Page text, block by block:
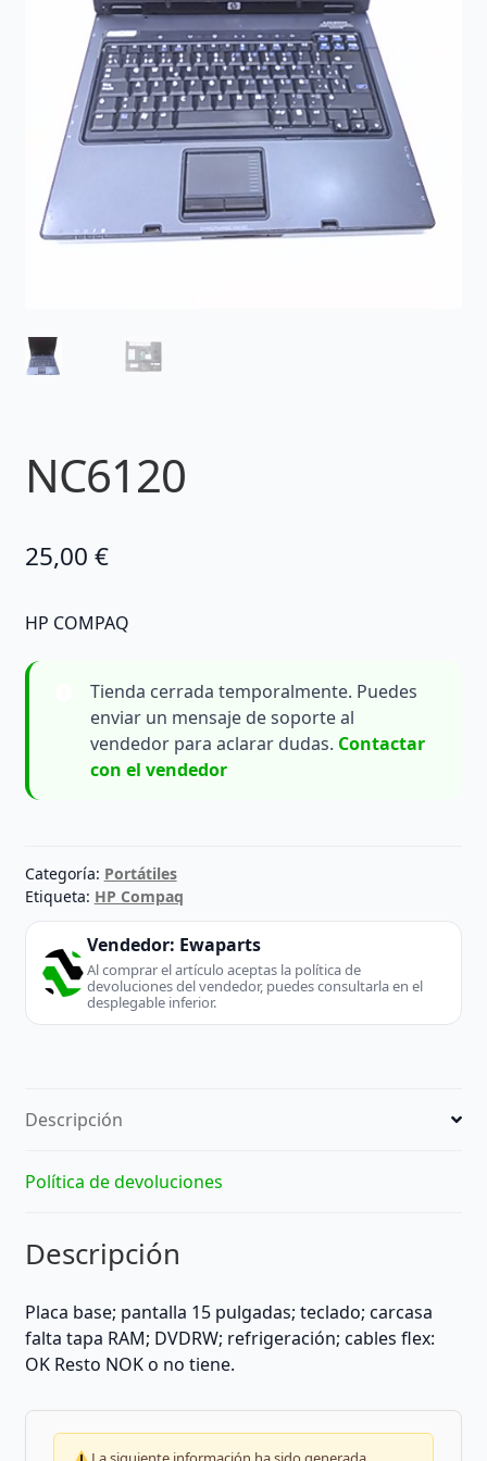
NC6120
25,00 €
HP COMPAQ
Tienda cerrada temporalmente. Puedes
enviar un mensaje de soporte al
vendedor para aclarar dudas. Contactar
con el vendedor
Categoría: Portátiles
Etiqueta: HP Compaq
Vendedor: Ewaparts
Al comprar el artículo aceptas la política de
devoluciones del vendedor, puedes consultarla en el
desplegable inferior.
Descripción
Política de devoluciones
Descripción
Placa base; pantalla 15 pulgadas; teclado; carcasa
falta tapa RAM; DVDRW; refrigeración; cables flex:
OK Resto NOK o no tiene.